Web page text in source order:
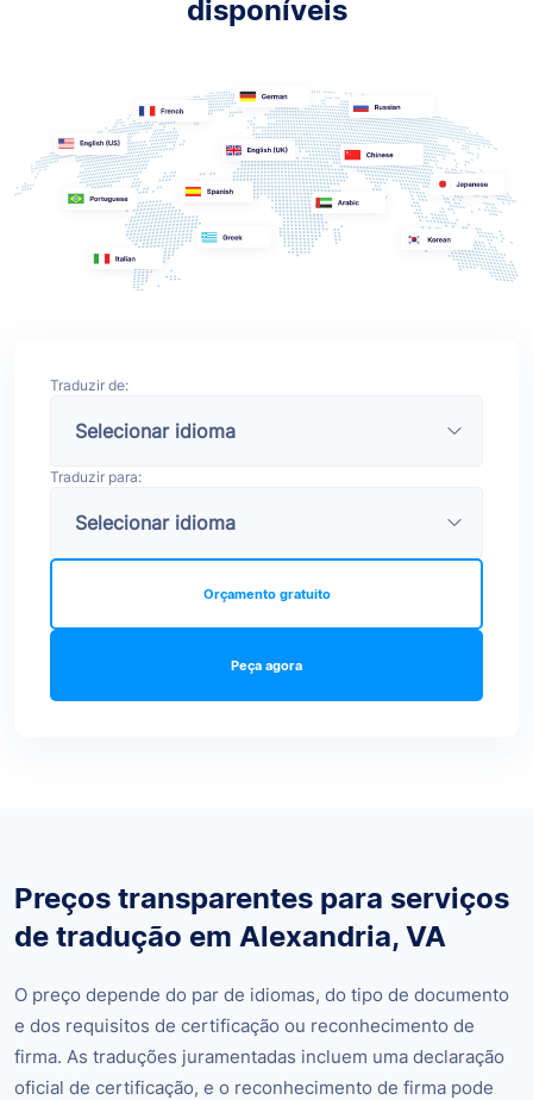
disponíveis
Traduzir de:
Traduzir para:
Peça agora
Orçamento gratuito
Preços transparentes para serviços
de tradução em Alexandria, VA
O preço depende do par de idiomas, do tipo de documento
e dos requisitos de certificação ou reconhecimento de
firma. As traduções juramentadas incluem uma declaração
oficial de certificação, e o reconhecimento de firma pode